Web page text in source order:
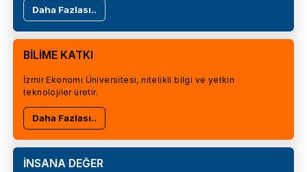
Daha Fazlası..
BİLİME KATKI
İzmir Ekonomi Üniversitesi, nitelikli bilgi ve yetkin
teknolojiler üretir.
Daha Fazlası..
İNSANA DEĞER